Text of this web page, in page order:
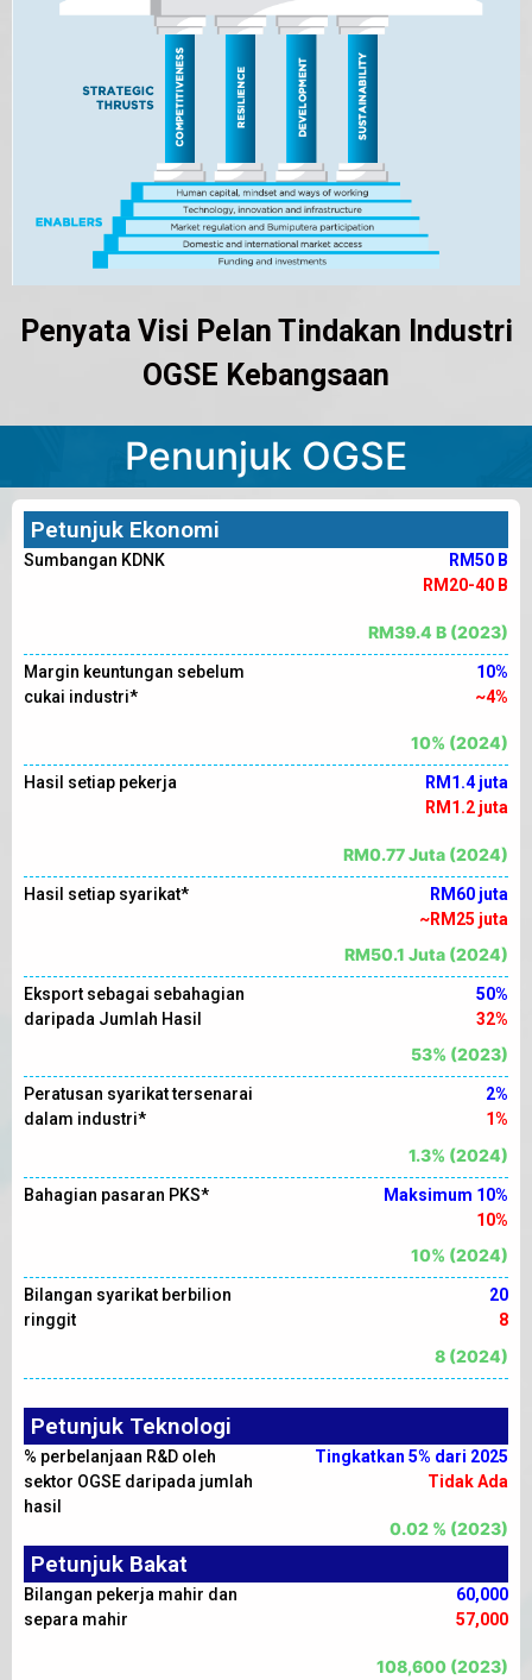
Penyata Visi Pelan Tindakan Industri
OGSE Kebangsaan
Penunjuk OGSE
Petunjuk Ekonomi
Sumbangan KDNK
RM50 B
RM20-40 B
RM39.4 B (2023)
Margin keuntungan sebelum
cukai industri*
10%
~4%
10% (2024)
Hasil setiap pekerja
RM1.4 juta
RM1.2 juta
RM0.77 Juta (2024)
Hasil setiap syarikat*
RM60 juta
~RM25 juta
RM50.1 Juta (2024)
Eksport sebagai sebahagian
daripada Jumlah Hasil
50%
32%
53% (2023)
Peratusan syarikat tersenarai
dalam industri*
2%
1%
1.3% (2024)
Bahagian pasaran PKS*
Maksimum 10%
10%
10% (2024)
Bilangan syarikat berbilion
ringgit
20
8
8 (2024)
Petunjuk Teknologi
% perbelanjaan R&D oleh
sektor OGSE daripada jumlah
hasil
Tingkatkan 5% dari 2025
Tidak Ada
0.02 % (2023)
Petunjuk Bakat
Bilangan pekerja mahir dan
separa mahir
60,000
57,000
108,600 (2023)